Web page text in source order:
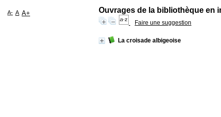
Ouvrages de la bibliothèque en
Faire une suggestion
La croisade albigeoise
A- A A+